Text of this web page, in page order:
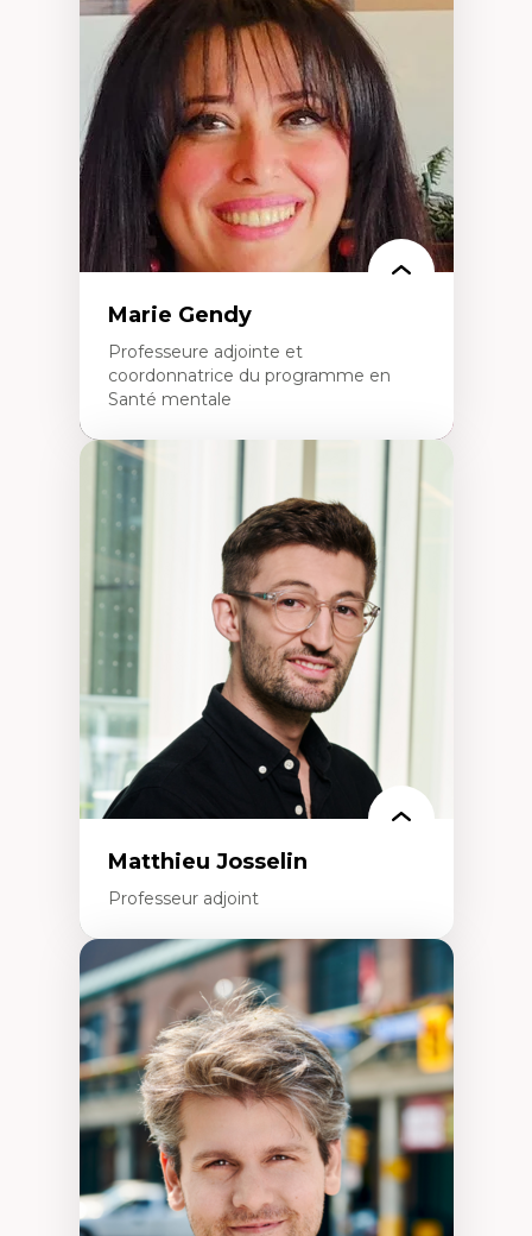
Acceptabilité, acceptation et adoption des
technologies
Technologies d'apprentissage innovantes
Insertion professionnelle du nouveau
personnel enseignant
Construction identitaire en milieu
minoritaire francophone
Technologies éducatives pour la formation
continue
Marie Gendy
Professeure adjointe et
coordonnatrice du programme en
Santé mentale
Expertises
Neuropsychiatrie et neurosciences
Direction d'essais cliniques
Analyse des politiques et pratiques en santé
mentale
Développement de protocoles d'essais
cliniques
Collaboration interfonctionnelle
Leadership en recherche clinique
Développement de cadres politiques
Collaboration avec des entreprises
pharmaceutiques
Rédaction de publications et de rapports
politiques
Enseignement et mentorat
Matthieu Josselin
Professeur adjoint
Expertises
Ethnographie critique des environnements
d’apprentissage des étudiant.e.s
Approche transdisciplinaire des
compétences socioaffectives et
interculturelles
Didactique des langues secondes et
compétence pragmatique
Andragogie
Méthodologies de recherche qualitative